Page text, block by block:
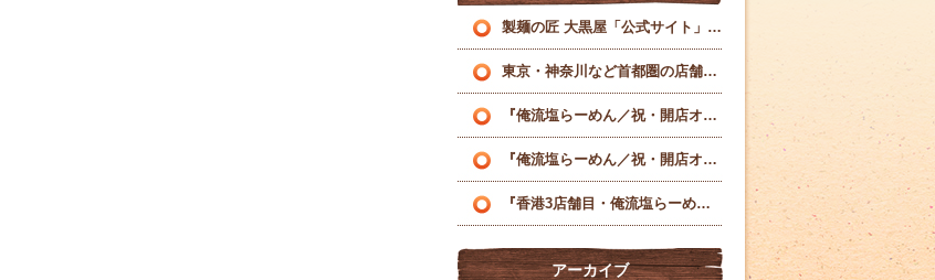
製麺の匠 大黒屋「公式サイト」を刷新いたしました
東京・神奈川など首都圏の店舗様へ理想の特注麺を届ける業務用製麺所
『俺流塩らーめん／祝・開店オープン』！！！
『俺流塩らーめん／祝・開店オープン』！！！
『香港3店舗目・俺流塩らーめん』！！！
アーカイブ